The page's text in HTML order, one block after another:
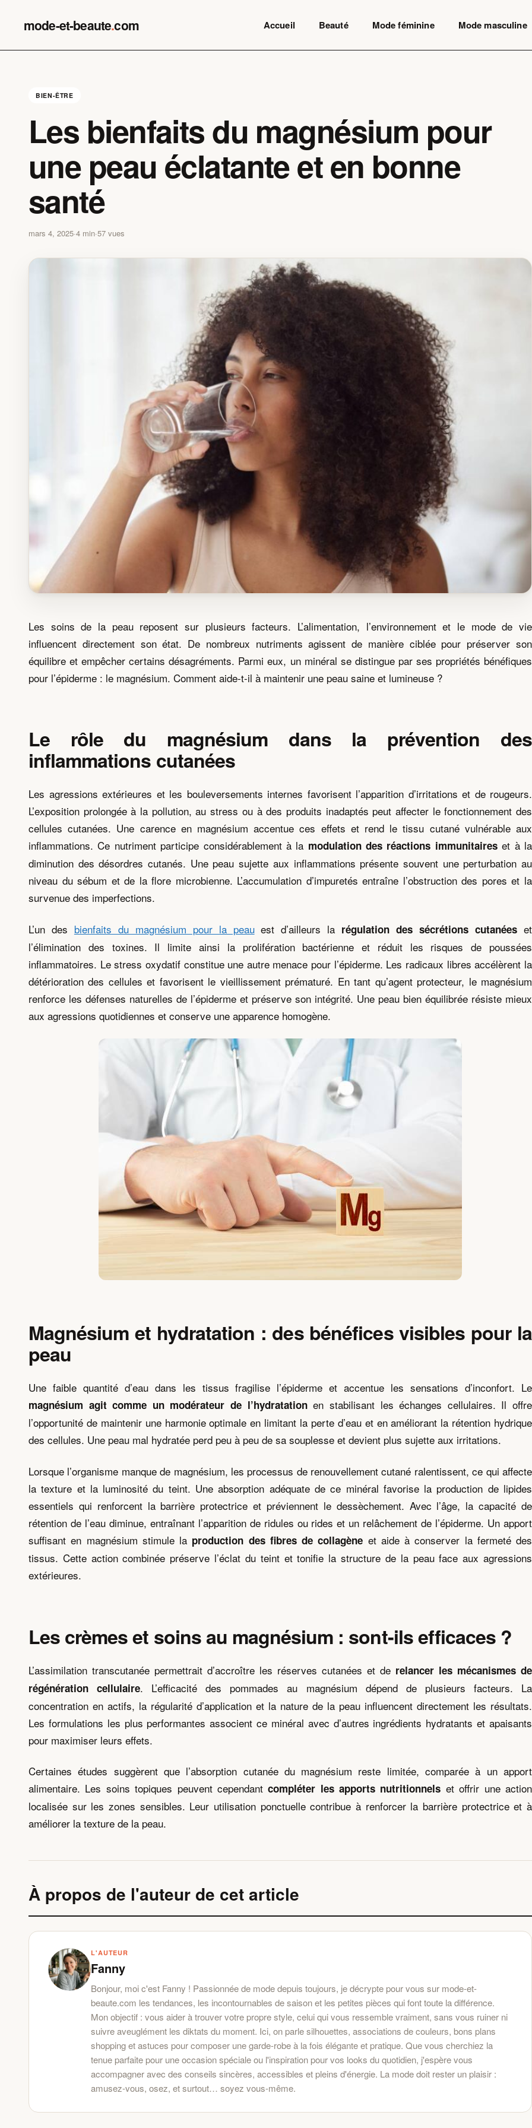
mode-et-beaute.com Accueil Beauté Mode féminine Mode masculine
BIEN-ÊTRE
Les bienfaits du magnésium pour
une peau éclatante et en bonne
santé
mars 4, 2025·4 min·57 vues
Les soins de la peau reposent sur plusieurs facteurs. L’alimentation, l’environnement et le mode de vie
influencent directement son état. De nombreux nutriments agissent de manière ciblée pour préserver son
équilibre et empêcher certains désagréments. Parmi eux, un minéral se distingue par ses propriétés bénéfiques
pour l’épiderme : le magnésium. Comment aide-t-il à maintenir une peau saine et lumineuse ?
Le rôle du magnésium dans la prévention des
inflammations cutanées
Les agressions extérieures et les bouleversements internes favorisent l’apparition d’irritations et de rougeurs.
L’exposition prolongée à la pollution, au stress ou à des produits inadaptés peut affecter le fonctionnement des
cellules cutanées. Une carence en magnésium accentue ces effets et rend le tissu cutané vulnérable aux
inflammations. Ce nutriment participe considérablement à la modulation des réactions immunitaireset à la
diminution des désordres cutanés. Une peau sujette aux inflammations présente souvent une perturbation au
niveau du sébum et de la flore microbienne. L’accumulation d’impuretés entraîne l’obstruction des pores et la
survenue des imperfections.
L’un des bienfaits du magnésium pour la peauest d’ailleurs la régulation des sécrétions cutanées et
l’élimination des toxines. Il limite ainsi la prolifération bactérienne et réduit les risques de poussées
inflammatoires. Le stress oxydatif constitue une autre menace pour l’épiderme. Les radicaux libres accélèrent la
détérioration des cellules et favorisent le vieillissement prématuré. En tant qu’agent protecteur, le magnésium
renforce les défenses naturelles de l’épiderme et préserve son intégrité. Une peau bien équilibrée résiste mieux
aux agressions quotidiennes et conserve une apparence homogène.
Magnésium et hydratation : des bénéfices visibles pour la
peau
Une faible quantité d’eau dans les tissus fragilise l’épiderme et accentue les sensations d’inconfort. Le
magnésium agit comme un modérateur de l’hydratationen stabilisant les échanges cellulaires. Il offre
l’opportunité de maintenir une harmonie optimale en limitant la perte d’eau et en améliorant la rétention hydrique
des cellules. Une peau mal hydratée perd peu à peu de sa souplesse et devient plus sujette aux irritations.
Lorsque l’organisme manque de magnésium, les processus de renouvellement cutané ralentissent, ce qui affecte
la texture et la luminosité du teint. Une absorption adéquate de ce minéral favorise la production de lipides
essentiels qui renforcent la barrière protectrice et préviennent le dessèchement. Avec l’âge, la capacité de
rétention de l’eau diminue, entraînant l’apparition de ridules ou rides et un relâchement de l’épiderme. Un apport
suffisant en magnésium stimule la production des fibres de collagène et aide à conserver la fermeté des
tissus. Cette action combinée préserve l’éclat du teint et tonifie la structure de la peau face aux agressions
extérieures.
Les crèmes et soins au magnésium : sont-ils efficaces ?
L’assimilation transcutanée permettrait d’accroître les réserves cutanées et de relancer les mécanismes de
régénération cellulaire. L’efficacité des pommades au magnésium dépend de plusieurs facteurs. La
concentration en actifs, la régularité d’application et la nature de la peau influencent directement les résultats.
Les formulations les plus performantes associent ce minéral avec d’autres ingrédients hydratants et apaisants
pour maximiser leurs effets.
Certaines études suggèrent que l’absorption cutanée du magnésium reste limitée, comparée à un apport
alimentaire. Les soins topiques peuvent cependantcompléter les apports nutritionnels et offrir une action
localisée sur les zones sensibles. Leur utilisation ponctuelle contribue à renforcer la barrière protectrice et à
améliorer la texture de la peau.
À propos de l'auteur de cet article
L'AUTEUR
Fanny
Bonjour, moi c'est Fanny ! Passionnée de mode depuis toujours, je décrypte pour vous sur mode-et-
beaute.com les tendances, les incontournables de saison et les petites pièces qui font toute la différence.
Mon objectif : vous aider à trouver votre propre style, celui qui vous ressemble vraiment, sans vous ruiner ni
suivre aveuglément les diktats du moment. Ici, on parle silhouettes, associations de couleurs, bons plans
shopping et astuces pour composer une garde-robe à la fois élégante et pratique. Que vous cherchiez la
tenue parfaite pour une occasion spéciale ou l'inspiration pour vos looks du quotidien, j'espère vous
accompagner avec des conseils sincères, accessibles et pleins d'énergie. La mode doit rester un plaisir :
amusez-vous, osez, et surtout… soyez vous-même.